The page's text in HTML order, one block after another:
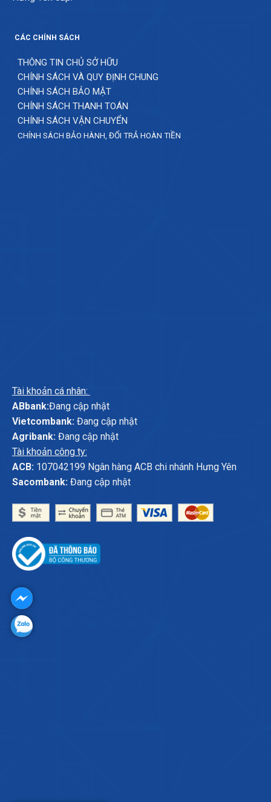
CÁC CHÍNH SÁCH
THÔNG TIN CHỦ SỞ HỮU
CHÍNH SÁCH VÀ QUY ĐỊNH CHUNG
CHÍNH SÁCH BẢO MẬT
CHÍNH SÁCH THANH TOÁN
CHÍNH SÁCH VẬN CHUYỂN
CHÍNH SÁCH BẢO HÀNH, ĐỔI TRẢ HOÀN TIỀN
Tài khoản cá nhân:
ABbank:Đang cập nhật
Vietcombank:Đang cập nhật
Agribank:Đang cập nhật
Tài khoản công ty:
ACB:107042199 Ngân hàng ACB chi nhánh Hưng Yên
Sacombank:Đang cập nhật